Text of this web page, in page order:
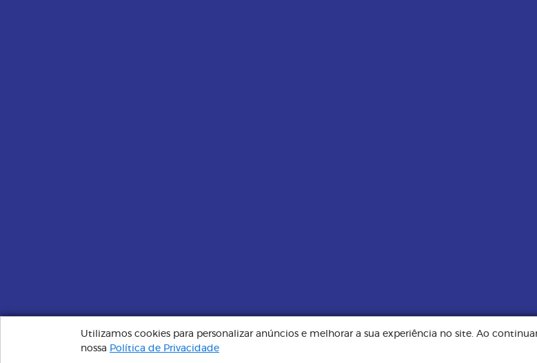
Plano Santa Saúde | Sempre Perto, Cuidando de Você © Todos os direitos reservados. Implementação de
administrador.
Utilizamos cookies para personalizar anúncios e melhorar a sua experiência no site. Ao
nossa Política de Privacidade